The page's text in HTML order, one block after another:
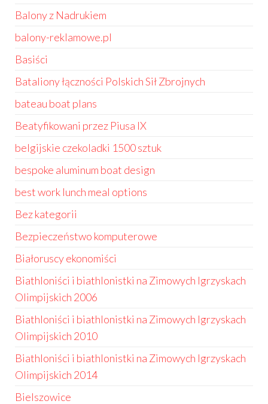
Balony z Nadrukiem
balony-reklamowe.pl
Basiści
Bataliony łączności Polskich Sił Zbrojnych
bateau boat plans
Beatyfikowani przez Piusa IX
belgijskie czekoladki 1500 sztuk
bespoke aluminum boat design
best work lunch meal options
Bez kategorii
Bezpieczeństwo komputerowe
Białoruscy ekonomiści
Biathloniści i biathlonistki na Zimowych Igrzyskach
Olimpijskich 2006
Biathloniści i biathlonistki na Zimowych Igrzyskach
Olimpijskich 2010
Biathloniści i biathlonistki na Zimowych Igrzyskach
Olimpijskich 2014
Bielszowice